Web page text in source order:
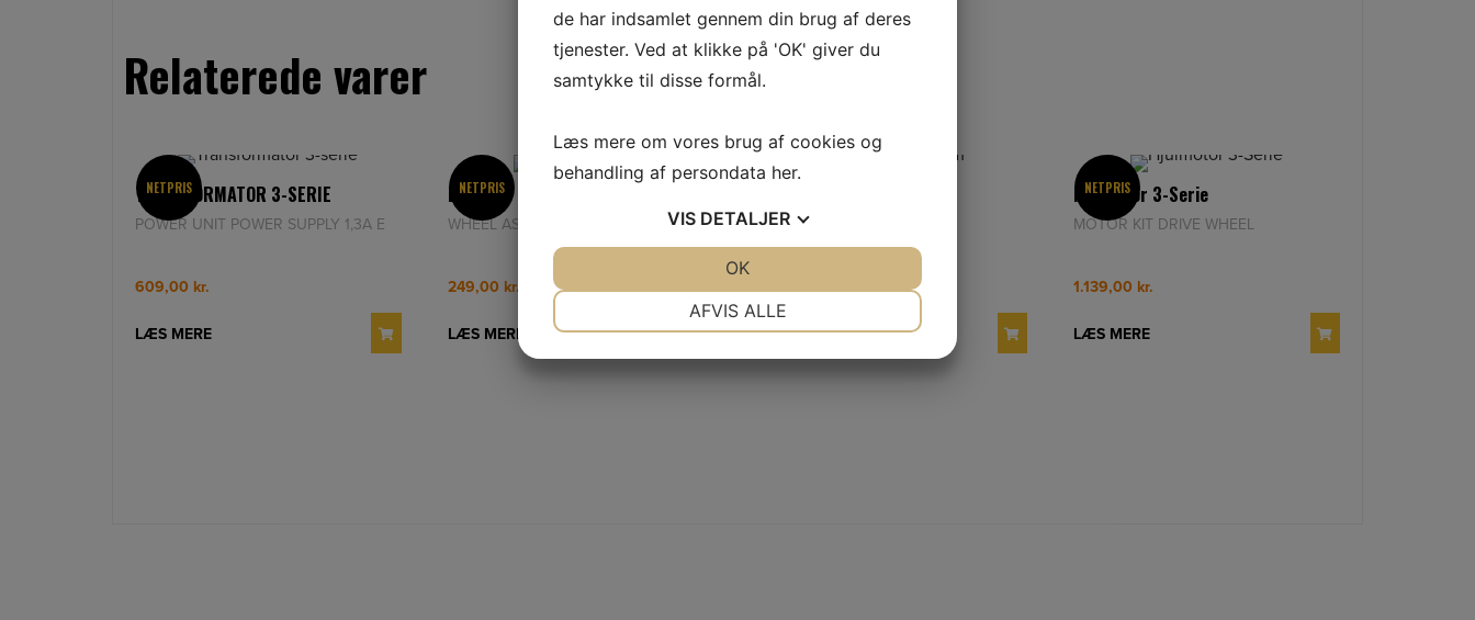
Relaterede varer
NETPRIS
TRANSFORMATOR 3-SERIE
POWER UNIT POWER SUPPLY 1,3A E
609,00 kr.
LÆS MERE
NETPRIS
Baghjul
249,00 kr.
LÆS MERE
FORHJULSKIT
LÆS MERE
NETPRIS
Hjulmotor 3-Serie
MOTOR KIT DRIVE WHEEL
1.139,00 kr.
LÆS MERE
de har indsamlet gennem din brug af deres
tjenester. Ved at klikke på 'OK' giver du
samtykke til disse formål.
Læs mere om vores brug af cookies og
behandling af persondata her.
VIS DETALJER
AFVIS ALLE
OK